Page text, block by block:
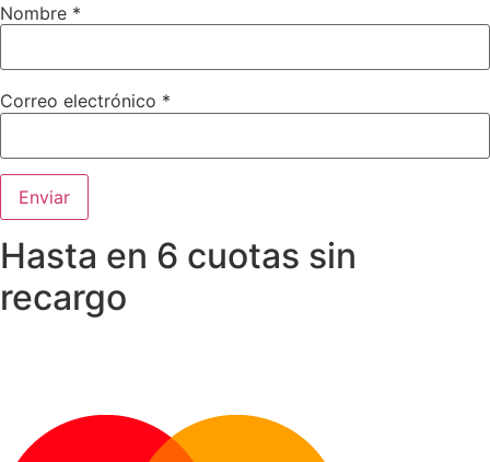
Nombre *
Correo electrónico *
Hasta en 6 cuotas sin
recargo